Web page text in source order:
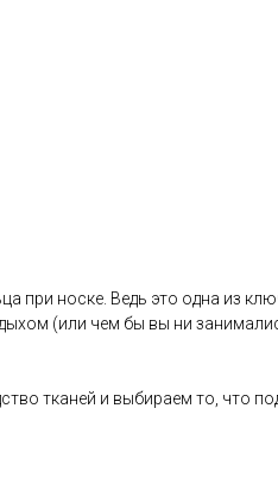
при носке. Ведь это одна из
(или чем бы вы ни
тканей и выбираем то, что